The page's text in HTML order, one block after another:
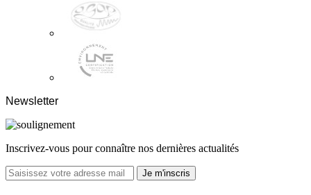
Newsletter
Inscrivez-vous pour connaître nos dernières actualités
Je m'inscris